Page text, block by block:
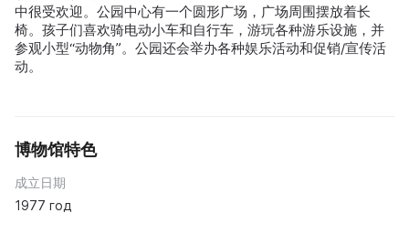
中很受欢迎。公园中心有一个圆形广场，广场周围摆放着长
椅。孩子们喜欢骑电动小车和自行车，游玩各种游乐设施，并
参观小型“动物角”。公园还会举办各种娱乐活动和促销/宣传活
动。
博物馆特色
成立日期
1977 год